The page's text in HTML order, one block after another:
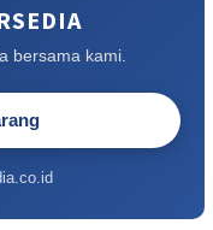
bersama kami.